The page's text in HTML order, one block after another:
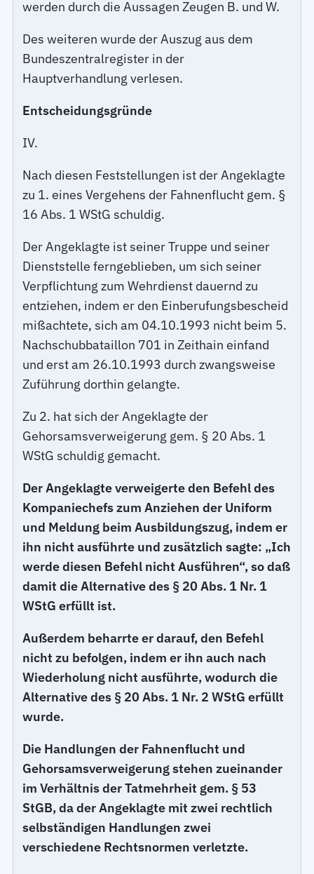
werden durch die Aussagen Zeugen B. und W.
Des weiteren wurde der Auszug aus dem
Bundeszentralregister in der
Hauptverhandlung verlesen.
Entscheidungsgründe
IV.
Nach diesen Feststellungen ist der Angeklagte
zu 1. eines Vergehens der Fahnenflucht gem. §
16 Abs. 1 WStG schuldig.
Der Angeklagte ist seiner Truppe und seiner
Dienststelle ferngeblieben, um sich seiner
Verpflichtung zum Wehrdienst dauernd zu
entziehen, indem er den Einberufungsbescheid
mißachtete, sich am 04.10.1993 nicht beim 5.
Nachschubbataillon 701 in Zeithain einfand
und erst am 26.10.1993 durch zwangsweise
Zuführung dorthin gelangte.
Zu 2. hat sich der Angeklagte der
Gehorsamsverweigerung gem. § 20 Abs. 1
WStG schuldig gemacht.
Der Angeklagte verweigerte den Befehl des
Kompaniechefs zum Anziehen der Uniform
und Meldung beim Ausbildungszug, indem er
ihn nicht ausführte und zusätzlich sagte: „Ich
werde diesen Befehl nicht Ausführen“, so daß
damit die Alternative des § 20 Abs. 1 Nr. 1
WStG erfüllt ist.
Außerdem beharrte er darauf, den Befehl
nicht zu befolgen, indem er ihn auch nach
Wiederholung nicht ausführte, wodurch die
Alternative des § 20 Abs. 1 Nr. 2 WStG erfüllt
wurde.
Die Handlungen der Fahnenflucht und
Gehorsamsverweigerung stehen zueinander
im Verhältnis der Tatmehrheit gem. § 53
StGB, da der Angeklagte mit zwei rechtlich
selbständigen Handlungen zwei
verschiedene Rechtsnormen verletzte.